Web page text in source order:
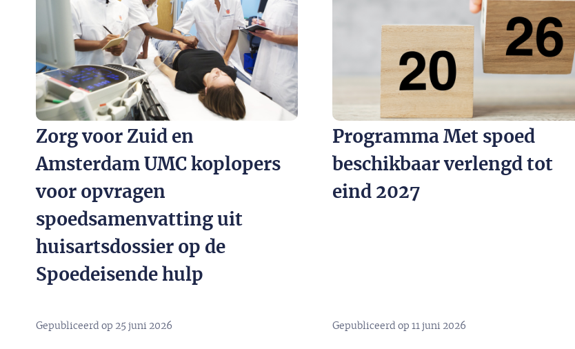
Zorg voor Zuid en
Amsterdam UMC koplopers
voor opvragen
spoedsamenvatting uit
huisartsdossier op de
Spoedeisende hulp
Gepubliceerd op 25 juni 2026
Programma Met spoed
beschikbaar verlengd tot
eind 2027​
Gepubliceerd op 11 juni 2026